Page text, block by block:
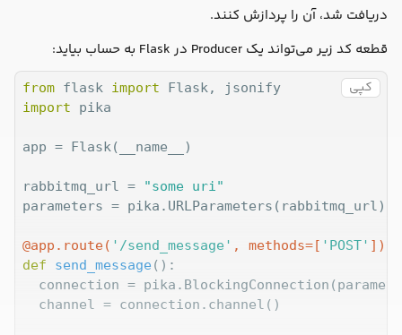
دریافت شد، آن را پردازش کنند.
قطعه کد زیر می‌تواند یک Producer در Flask به حساب بیاید:
کپی from flask import
Flask, jsonify
import pika
app = Flask(__name__)
rabbitmq_url =
"some uri"
parameters = pika.URLParameters(rabbitmq_url)
@app.route( '/send_message' , methods=[ 'POST' ] )
def
send_message ():
connection =
  channel = connection.channel()